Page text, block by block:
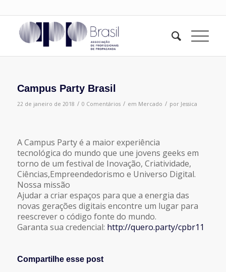
Campus Party Brasil
22 de janeiro de 2018 / 0 Comentários / em Mercado / por Jessica
A Campus Party é a maior experiência
tecnológica do mundo que une jovens geeks em
torno de um festival de Inovação, Criatividade,
Ciências,Empreendedorismo e Universo Digital.
Nossa missão
Ajudar a criar espaços para que a energia das
novas gerações digitais encontre um lugar para
reescrever o código fonte do mundo.
Garanta sua credencial: http://quero.party/cpbr11
Compartilhe esse post